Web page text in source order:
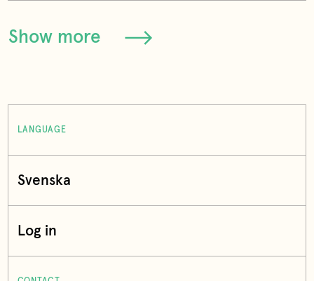
Show more
LANGUAGE
Svenska
Log in